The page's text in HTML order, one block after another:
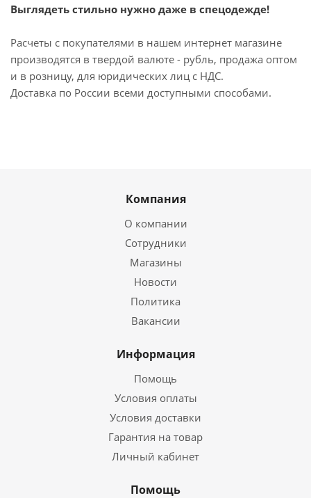
Выглядеть стильно нужно даже в спецодежде!
Расчеты с покупателями в нашем интернет магазине
производятся в твердой валюте - рубль, продажа оптом
и в розницу, для юридических лиц с НДС.
Доставка по России всеми доступными способами.
Компания
О компании
Сотрудники
Магазины
Новости
Политика
Вакансии
Информация
Помощь
Условия оплаты
Условия доставки
Гарантия на товар
Личный кабинет
Помощь